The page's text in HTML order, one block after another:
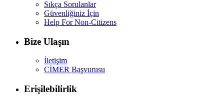
Sıkça Sorulanlar
Güvenliğiniz İçin
Help For Non-Citizens
Bize Ulaşın
İletişim
CİMER Başvurusu
Erişilebilirlik